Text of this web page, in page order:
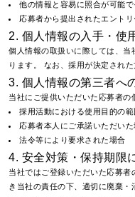
他の情報と容易に照合が可能
応募者から提出されたエント
2. 個人情報の入手・使
個人情報の取扱いに際しては、
ります。 なお、採用が決定され
3. 個人情報の第三者へ
当社にご提供いただいた応募者
採用活動における使用目的の
応募者本人にご承諾いただい
法令等により要求された場合
4. 安全対策・保持期限
当社ではご登録いただいた応募
き当社の責任の下、適切に廃棄・